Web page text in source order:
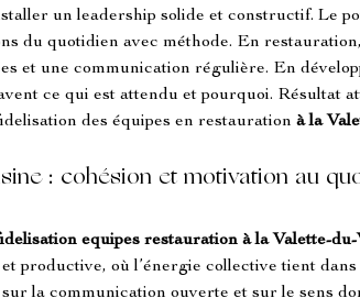
un leadership solide et constructif. Le
du quotidien avec méthode. En
et une communication régulière. En
ce qui est attendu et pourquoi. Résultat
des équipes en restauration à la
: cohésion et motivation au
equipes restauration à la Valette-
productive, où l’énergie collective tient dans
la communication ouverte et sur le sens